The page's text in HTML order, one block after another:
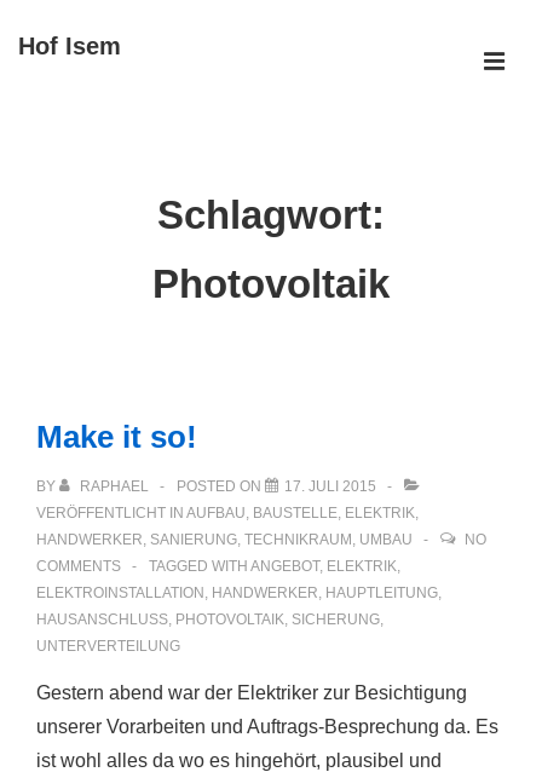
ZumHof Isem
Schlagwort:
Photovoltaik
Make it so!
BY RAPHAEL POSTED ON
17. JULI 2015
VERÖFFENTLICHT IN AUFBAU, BAUSTELLE, ELEKTRIK,
HANDWERKER, SANIERUNG, TECHNIKRAUM , UMBAU
NO
COMMENTS
TAGGED WITH ANGEBOT, ELEKTRIK,
ELEKTROINSTALLATION , HANDWERKER, HAUPTLEITUNG,
HAUSANSCHLUSS, PHOTOVOLTAIK, SICHERUNG,
UNTERVERTEILUNG
Gestern abend war der Elektriker zur Besichtigung
unserer Vorarbeiten und Auftrags-Besprechung da. Es
ist wohl alles da wo es hingehört, plausibel und